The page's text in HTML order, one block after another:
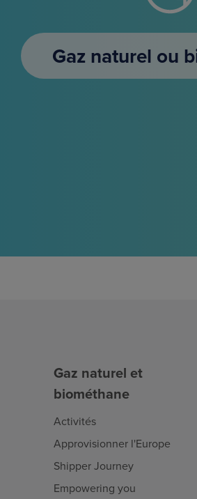
Gaz naturel ou
Gaz naturel et
biométhane
Activités
Approvisionner l'Europe
Shipper Journey
Empowering you